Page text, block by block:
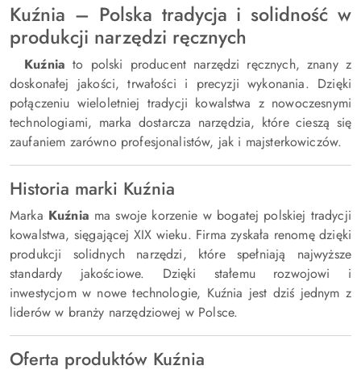
Kuźnia – Polska tradycja i solidność w
produkcji narzędzi ręcznych
Kuźnia to polski producent narzędzi ręcznych, znany z
doskonałej jakości, trwałości i precyzji wykonania. Dzięki
połączeniu wieloletniej tradycji kowalstwa z nowoczesnymi
technologiami, marka dostarcza narzędzia, które cieszą się
zaufaniem zarówno profesjonalistów, jak i majsterkowiczów.
Historia marki Kuźnia
Marka Kuźnia ma swoje korzenie w bogatej polskiej tradycji
kowalstwa, sięgającej XIX wieku. Firma zyskała renomę dzięki
produkcji solidnych narzędzi, które spełniają najwyższe
standardy jakościowe. Dzięki stałemu rozwojowi i
inwestycjom w nowe technologie, Kuźnia jest dziś jednym z
liderów w branży narzędziowej w Polsce.
Oferta produktów Kuźnia